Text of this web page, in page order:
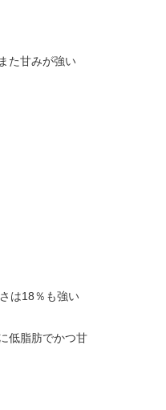
た甘みが強い
は18％も強い
低脂肪でかつ甘